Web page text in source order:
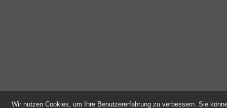
Wir nutzen Cookies, um Ihre Benutzererfahrung zu verbessern. Sie